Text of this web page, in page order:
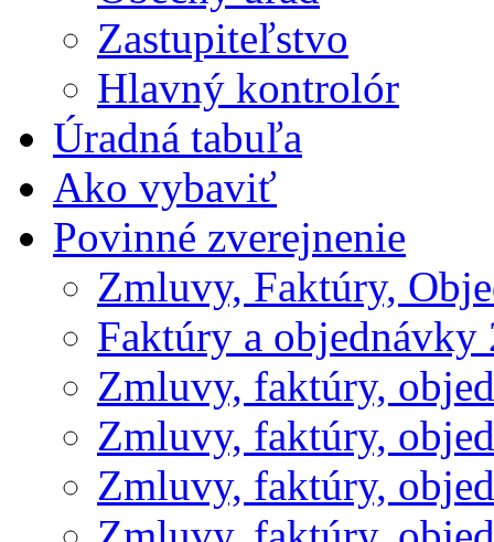
Zastupiteľstvo
Hlavný kontrolór
Úradná tabuľa
Ako vybaviť
Povinné zverejnenie
Zmluvy, Faktúry,
Faktúry a objednávky
Zmluvy, faktúry,
Zmluvy, faktúry,
Zmluvy, faktúry,